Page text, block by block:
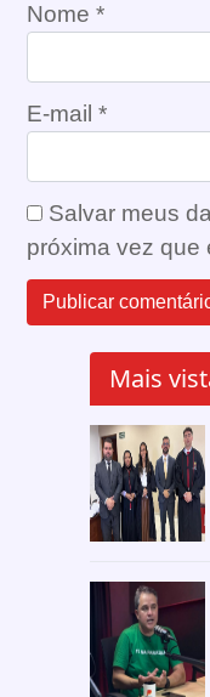
Nome *
E-mail *
Salvar meus
próxima vez que
Mais